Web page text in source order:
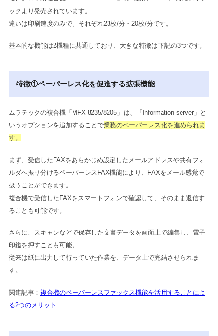
ックより発売されています。
違いは印刷速度のみで、それぞれ23枚/分・20枚/分です。
基本的な機能は2機種に共通しており、大きな特徴は下記の3つです。
特徴①ペーパーレス化を促進する拡張機能
ムラテックの複合機「MFX-8235/8205」は、「Information server」と
いうオプションを追加することで業務のペーパーレス化を進められま
す。
まず、受信したFAXをあらかじめ設定したメールアドレスや共有フォ
ルダへ振り分けるペーパーレスFAX機能により、FAXをメール感覚で
扱うことができます。
複合機で受信したFAXをスマートフォンで確認して、そのまま返信す
ることも可能です。
さらに、スキャンなどで保存した文書データを画面上で編集し、電子
印鑑を押すことも可能。
従来は紙に出力して行っていた作業を、データ上で完結させられま
す。
関連記事：複合機のペーパーレスファックス機能を活用することによ
る2つのメリット